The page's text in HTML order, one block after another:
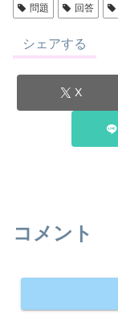
問題
回答
シェアする
X
コメント